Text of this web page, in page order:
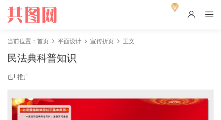
当前位置： 首页 平面设计 宣传折页 正文
民法典科普知识
推广